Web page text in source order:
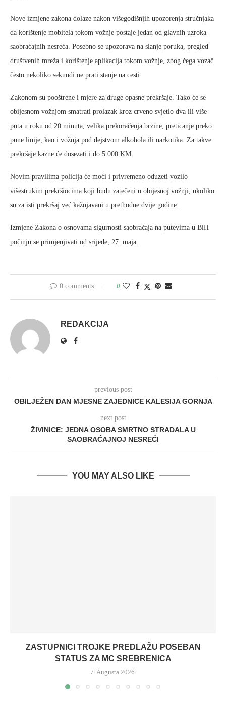
Nove izmjene zakona dolaze nakon višegodišnjih upozorenja stručnjaka
da korištenje mobitela tokom vožnje postaje jedan od glavnih uzroka
saobraćajnih nesreća. Posebno se upozorava na slanje poruka, pregled
društvenih mreža i korištenje aplikacija tokom vožnje, zbog čega vozač
često nekoliko sekundi ne prati stanje na cesti.
Zakonom su pooštrene i mjere za druge opasne prekršaje. Tako će se
obijesnom vožnjom smatrati prolazak kroz crveno svjetlo dva ili više
puta u roku od 20 minuta, velika prekoračenja brzine, preticanje preko
pune linije, kao i vožnja pod dejstvom alkohola ili narkotika. Za takve
prekršaje kazne će dosezati i do 5.000 KM.
Novim pravilima policija će moći i privremeno oduzeti vozilo
višestrukim prekršiocima koji budu zatečeni u obijesnoj vožnji, ukoliko
su za isti prekršaj već kažnjavani u prethodne dvije godine.
Izmjene Zakona o osnovama sigurnosti saobraćaja na putevima u BiH
počinju se primjenjivati od srijede, 27. maja.
0 comments 0
REDAKCIJA
previous post
OBILJEŽEN DAN MJESNE ZAJEDNICE KALESIJA GORNJA
next post
ŽIVINICE: JEDNA OSOBA SMRTNO STRADALA U
SAOBRAĆAJNOJ NESREĆI
YOU MAY ALSO LIKE
ZASTUPNICI TROJKE PREDLAŽU POSEBAN
STATUS ZA MC SREBRENICA
7. Augusta 2026.